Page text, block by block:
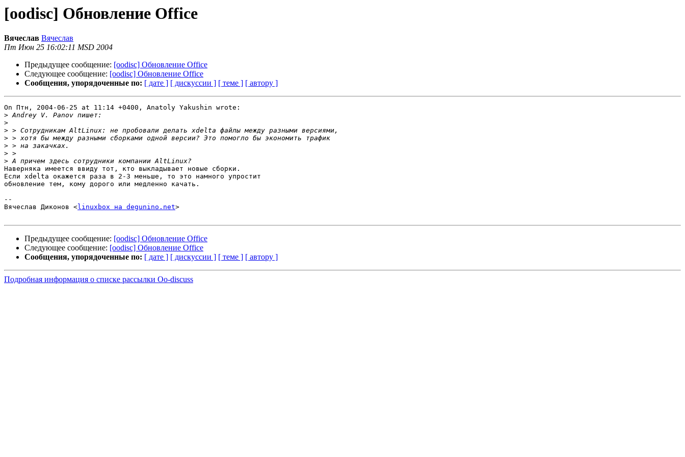
[oodisc] Обновление Office
Вячеслав Вячеслав
Пт Июн 25 16:02:11 MSD 2004
Предыдущее сообщение: [oodisc] Обновление Office
Следующее сообщение: [oodisc] Обновление Office
Сообщения, упорядоченные по: [ дате ] [ дискуссии ] [ теме ] [ автору ]
On Птн, 2004-06-25 at 11:14 +0400, Anatoly Yakushin wrote:
>
>
>
>
>
>
>
Наверняка имеется ввиду тот, кто выкладывает новые сборки.
Если xdelta окажется раза в 2-3 меньше, то это намного упростит
обновление тем, кому дорого или медленно качать.
--
Вячеслав Диконов <linuxbox на degunino.net>
Предыдущее сообщение: [oodisc] Обновление Office
Следующее сообщение: [oodisc] Обновление Office
Сообщения, упорядоченные по: [ дате ] [ дискуссии ] [ теме ] [ автору ]
Подробная информация о списке рассылки Oo-discuss